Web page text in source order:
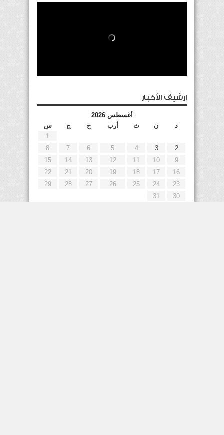
إرشيف الأخبار
أغسطس 2026
د
ن ث أرب خ ج
س
1
2
3
4
5
6
7
8
9
10
11
12
13
14
15
16
17
18
19
20
21
22
23
24
25
26
27
28
29
30
31